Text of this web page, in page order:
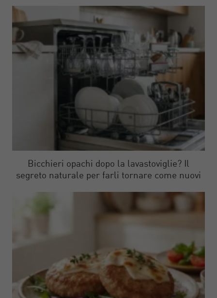
Bicchieri opachi dopo la lavastoviglie? Il
segreto naturale per farli tornare come nuovi